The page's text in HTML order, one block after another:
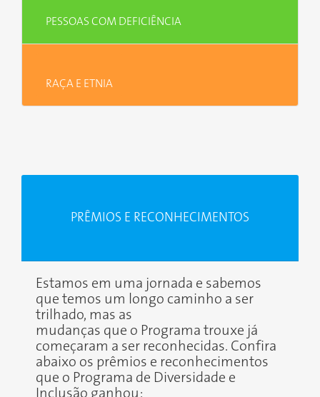
PESSOAS COM DEFICIÊNCIA
RAÇA E ETNIA
PRÊMIOS E RECONHECIMENTOS
Estamos em uma jornada e sabemos
que temos um longo caminho a ser
trilhado, mas as
mudanças que o Programa trouxe já
começaram a ser reconhecidas. Confira
abaixo os prêmios e reconhecimentos
que o Programa de Diversidade e
Inclusão ganhou: